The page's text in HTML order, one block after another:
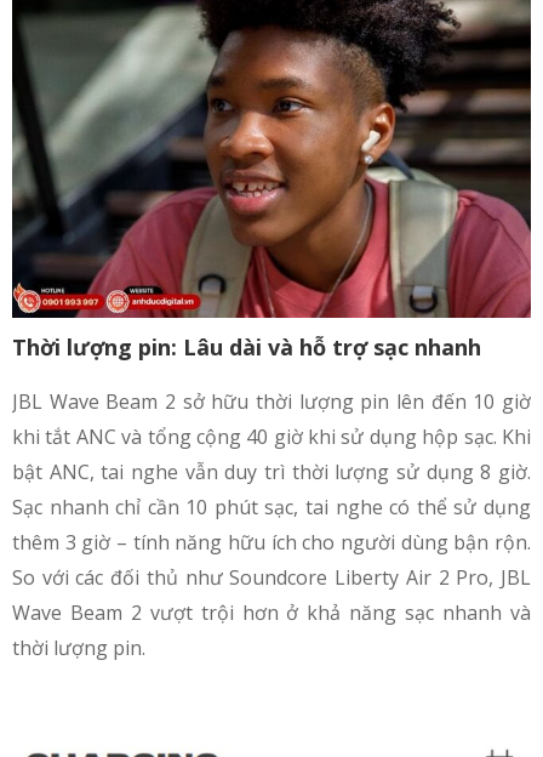
Thời lượng pin: Lâu dài và hỗ trợ sạc nhanh
JBL Wave Beam 2 sở hữu thời lượng pin lên đến 10 giờ
khi tắt ANC và tổng cộng 40 giờ khi sử dụng hộp sạc. Khi
bật ANC, tai nghe vẫn duy trì thời lượng sử dụng 8 giờ.
Sạc nhanh chỉ cần 10 phút sạc, tai nghe có thể sử dụng
thêm 3 giờ – tính năng hữu ích cho người dùng bận rộn.
So với các đối thủ như Soundcore Liberty Air 2 Pro, JBL
Wave Beam 2 vượt trội hơn ở khả năng sạc nhanh và
thời lượng pin.